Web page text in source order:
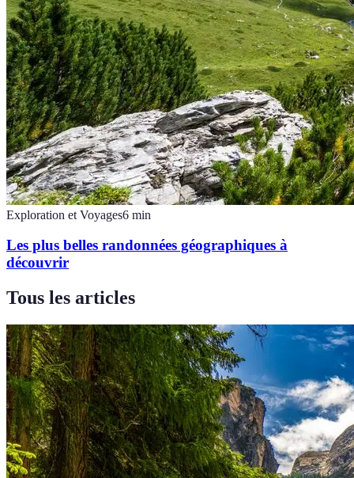
Exploration et Voyages6 min
Les plus belles randonnées géographiques à
découvrir
Tous les articles